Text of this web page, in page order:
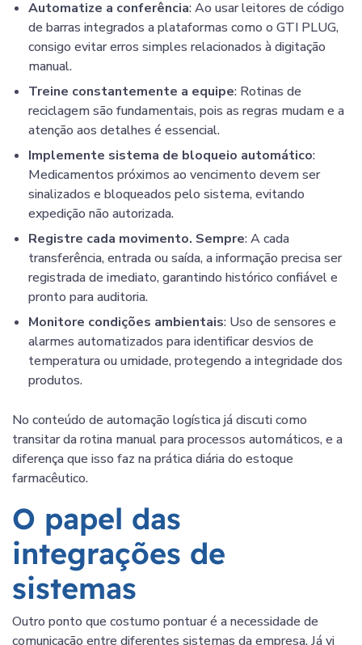
Automatize a conferência: Ao usar leitores de código
de barras integrados a plataformas como o GTI PLUG,
consigo evitar erros simples relacionados à digitação
manual.
Treine constantemente a equipe: Rotinas de
reciclagem são fundamentais, pois as regras mudam e a
atenção aos detalhes é essencial.
Implemente sistema de bloqueio automático:
Medicamentos próximos ao vencimento devem ser
sinalizados e bloqueados pelo sistema, evitando
expedição não autorizada.
Registre cada movimento. Sempre: A cada
transferência, entrada ou saída, a informação precisa ser
registrada de imediato, garantindo histórico confiável e
pronto para auditoria.
Monitore condições ambientais: Uso de sensores e
alarmes automatizados para identificar desvios de
temperatura ou umidade, protegendo a integridade dos
produtos.
No conteúdo de automação logística já discuti como
transitar da rotina manual para processos automáticos, e a
diferença que isso faz na prática diária do estoque
farmacêutico.
O papel das
integrações de
sistemas
Outro ponto que costumo pontuar é a necessidade de
comunicação entre diferentes sistemas da empresa. Já vi